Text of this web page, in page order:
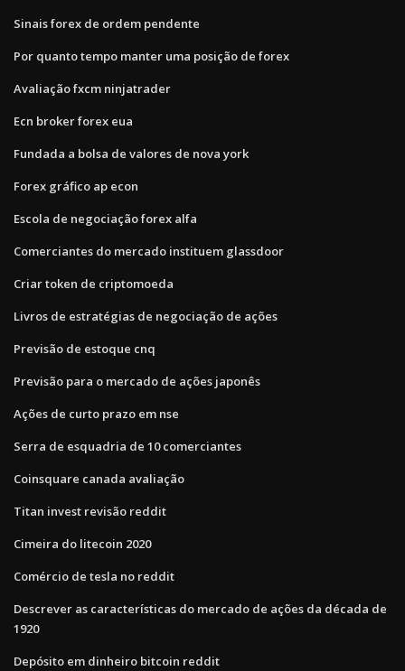
Sinais forex de ordem pendente
Por quanto tempo manter uma posição de forex
Avaliação fxcm ninjatrader
Ecn broker forex eua
Fundada a bolsa de valores de nova york
Forex gráfico ap econ
Escola de negociação forex alfa
Comerciantes do mercado instituem glassdoor
Criar token de criptomoeda
Livros de estratégias de negociação de ações
Previsão de estoque cnq
Previsão para o mercado de ações japonês
Ações de curto prazo em nse
Serra de esquadria de 10 comerciantes
Coinsquare canada avaliação
Titan invest revisão reddit
Cimeira do litecoin 2020
Comércio de tesla no reddit
Descrever as características do mercado de ações da década de
1920
Depósito em dinheiro bitcoin reddit